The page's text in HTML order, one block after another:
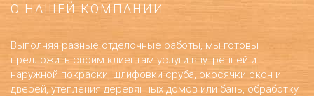
О НАШЕЙ КОМПАНИИ
Выполняя разные отделочные работы, мы готовы
предложить своим клиентам услуги внутренней и
наружной покраски, шлифовки сруба, окосячки окон и
дверей, утепления деревянных домов или бань, обработку